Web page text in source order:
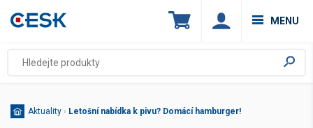
MENU
Aktuality › Letošní nabídka k pivu? Domácí hamburger!